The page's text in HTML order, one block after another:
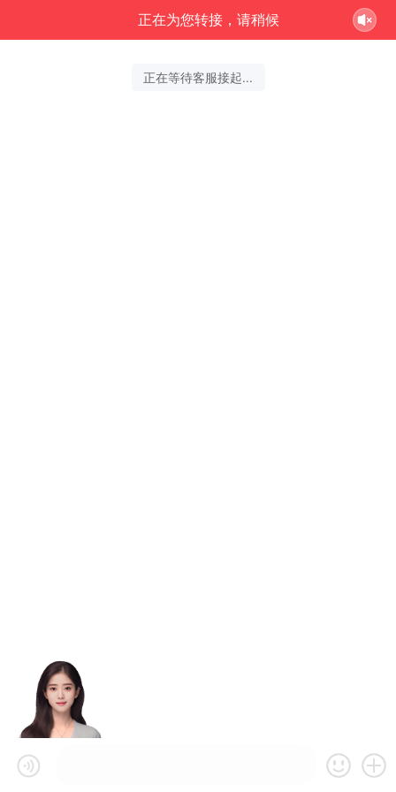
正在为您转接，请稍候
正在等待客服接起...